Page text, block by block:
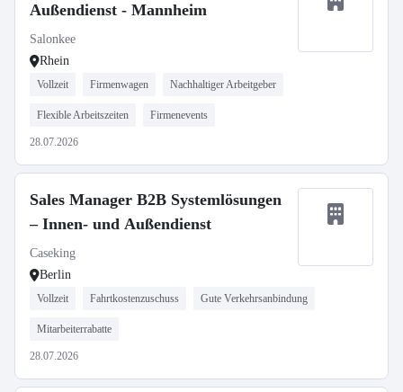
Außendienst - Mannheim
Salonkee
Rhein
Vollzeit Firmenwagen Nachhaltiger Arbeitgeber
Flexible Arbeitszeiten Firmenevents
28.07.2026
Sales Manager B2B Systemlösungen
– Innen- und Außendienst
Caseking
Berlin
Vollzeit Fahrtkostenzuschuss Gute Verkehrsanbindung
Mitarbeiterrabatte
28.07.2026